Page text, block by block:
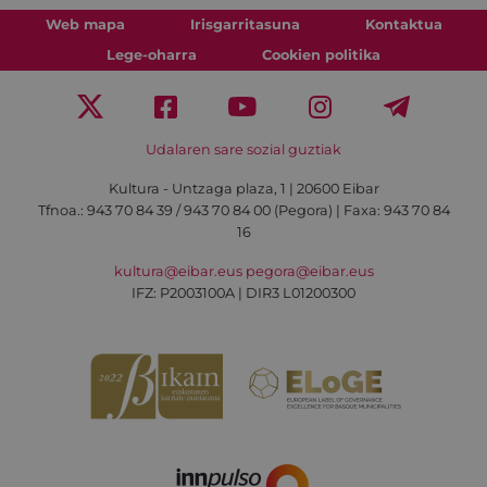
Web mapa Irisgarritasuna
Kontaktua
Lege-oharra
Cookien politika
Udalaren sare sozial guztiak
Kultura - Untzaga plaza, 1 | 20600 Eibar
Tfnoa.: 943 70 84 39 / 943 70 84 00 (Pegora) | Faxa: 943 70 84
16
kultura@eibar.eus pegora@eibar.eus
IFZ: P2003100A | DIR3 L01200300